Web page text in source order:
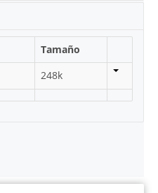
Tamaño
248k